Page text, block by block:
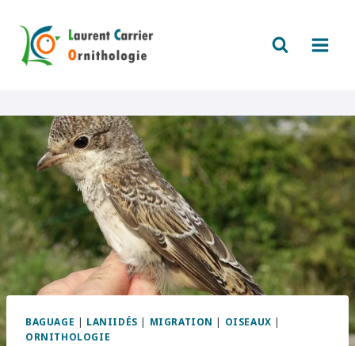
contenu
BAGUAGE | LANIIDÉS | MIGRATION | OISEAUX |
ORNITHOLOGIE